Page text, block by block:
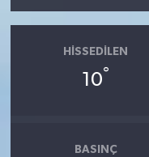
HISSEDILEN
10°
BASINÇ